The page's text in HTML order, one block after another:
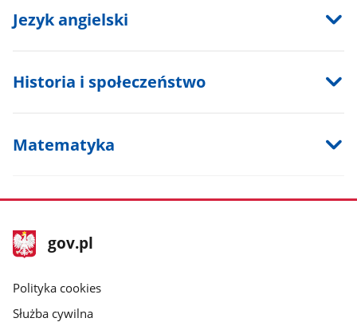
Jezyk angielski
Historia i społeczeństwo
Matematyka
stopka
gov.pl
Strona
gov.pl
gov.pl
Polityka cookies
Służba cywilna